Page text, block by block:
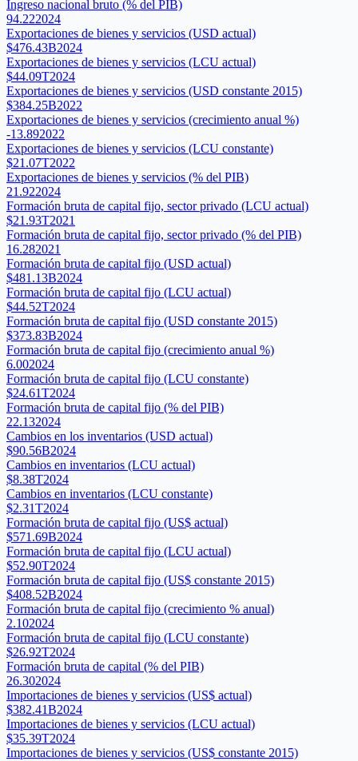
Ingreso nacional bruto (% del PIB)
94.222024
Exportaciones de bienes y servicios (USD actual)
$476.43B2024
Exportaciones de bienes y servicios (LCU actual)
$44.09T2024
Exportaciones de bienes y servicios (USD constante 2015)
$384.25B2022
Exportaciones de bienes y servicios (crecimiento anual %)
-13.892022
Exportaciones de bienes y servicios (LCU constante)
$21.07T2022
Exportaciones de bienes y servicios (% del PIB)
21.922024
Formación bruta de capital fijo, sector privado (LCU actual)
$21.93T2021
Formación bruta de capital fijo, sector privado (% del PIB)
16.282021
Formación bruta de capital fijo (USD actual)
$481.13B2024
Formación bruta de capital fijo (LCU actual)
$44.52T2024
Formación bruta de capital fijo (USD constante 2015)
$373.83B2024
Formación bruta de capital fijo (crecimiento anual %)
6.002024
Formación bruta de capital fijo (LCU constante)
$24.61T2024
Formación bruta de capital fijo (% del PIB)
22.132024
Cambios en los inventarios (USD actual)
$90.56B2024
Cambios en inventarios (LCU actual)
$8.38T2024
Cambios en inventarios (LCU constante)
$2.31T2024
Formación bruta de capital fijo (US$ actual)
$571.69B2024
Formación bruta de capital fijo (LCU actual)
$52.90T2024
Formación bruta de capital fijo (US$ constante 2015)
$408.52B2024
Formación bruta de capital fijo (crecimiento % anual)
2.102024
Formación bruta de capital fijo (LCU constante)
$26.92T2024
Formación bruta de capital (% del PIB)
26.302024
Importaciones de bienes y servicios (US$ actual)
$382.41B2024
Importaciones de bienes y servicios (LCU actual)
$35.39T2024
Importaciones de bienes y servicios (US$ constante 2015)